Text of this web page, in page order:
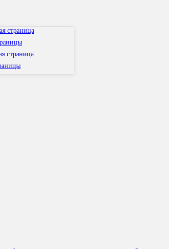
страница
страница